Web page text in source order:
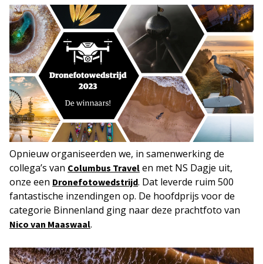
Opnieuw organiseerden we, in samenwerking de
collega’s van Columbus Travel en met NS Dagje uit,
onze een Dronefotowedstrijd. Dat leverde ruim 500
fantastische inzendingen op. De hoofdprijs voor de
categorie Binnenland ging naar deze prachtfoto van
Nico van Maaswaal.